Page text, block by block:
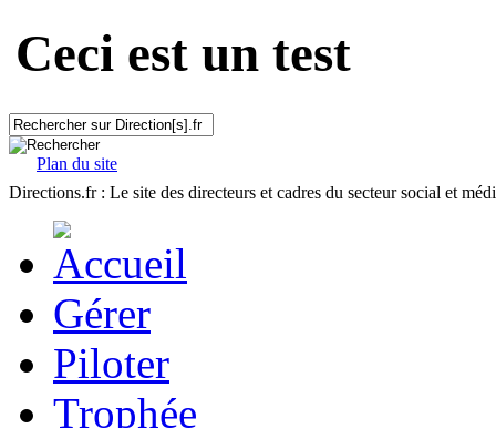
Ceci est un test
Plan du site
Directions.fr : Le site des directeurs et cadres du secteur social et
Gérer
Piloter
Trophée